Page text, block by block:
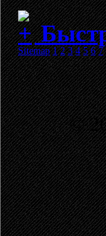
Sitemap 1 2 3 4 5 6 7
©